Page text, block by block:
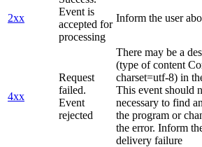
2xx
Event is
accepted for
processing
Inform the user
4xx
Request
failed.
Event
rejected
There may be a
(type of content
charset=utf-8) in
This event should
necessary to find
the program or
the error. Inform
delivery failure